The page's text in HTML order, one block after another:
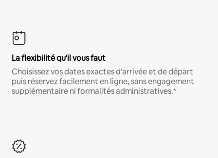
La flexibilité qu'il vous faut
Choisissez vos dates exactes d'arrivée et de départ
puis réservez facilement en ligne, sans engagement
supplémentaire ni formalités administratives.*